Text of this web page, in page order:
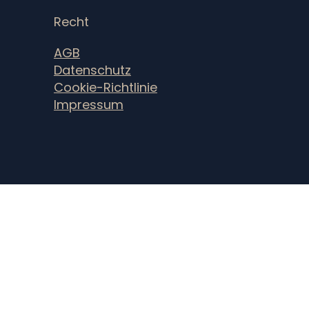
Recht
AGB
Datenschutz
Cookie-Richtlinie
Impressum